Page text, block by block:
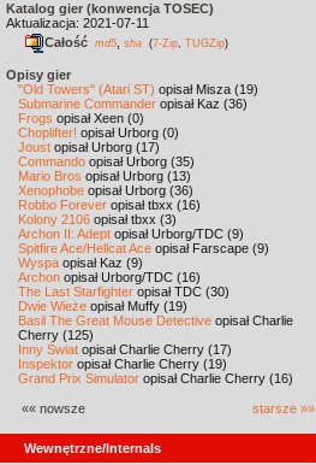
Katalog gier (konwencja TOSEC)
Aktualizacja: 2021-07-11
Całość md5 sha (7-Zip TUGZip)
Opisy gier
"Old Towers" (Atari ST) opisał Misza (19)
Submarine Commander opisał Kaz (36)
Frogs opisał Xeen (0)
Choplifter! opisał Urborg (0)
Joust opisał Urborg (17)
Commando opisał Urborg (35)
Mario Bros opisał Urborg (13)
Xenophobe opisał Urborg (36)
Robbo Forever opisał tbxx (16)
Kolony 2106 opisał tbxx (3)
Archon II: Adept opisał Urborg/TDC (9)
Spitfire Ace/Hellcat Ace opisał Farscape (9)
Wyspa opisał Kaz (9)
Archon opisał Urborg/TDC (16)
The Last Starfighter opisał TDC (30)
Dwie Wieże opisał Muffy (19)
Basil The Great Mouse Detective opisał Charlie
Cherry (125)
Inny Świat opisał Charlie Cherry (17)
Inspektor opisał Charlie Cherry (19)
Grand Prix Simulator opisał Charlie Cherry (16)
«« nowsze starsze »»
Wewnętrzne/Internals